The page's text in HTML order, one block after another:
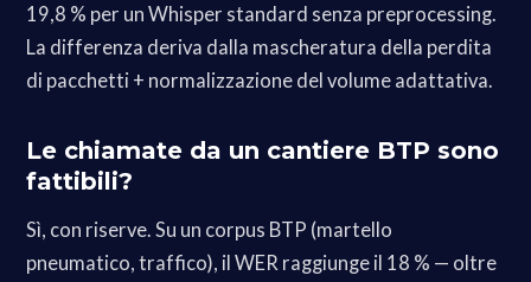
19,8 % per un Whisper standard senza preprocessing.
La differenza deriva dalla mascheratura della perdita
di pacchetti + normalizzazione del volume adattativa.
Le chiamate da un cantiere BTP sono
fattibili?
Sì, con riserve. Su un corpus BTP (martello
pneumatico, traffico), il WER raggiunge il 18 % — oltre